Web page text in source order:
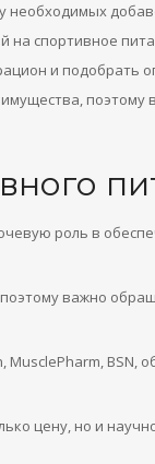
спортивное
и подобрать
роль в
важно
BSN,
цену, но и